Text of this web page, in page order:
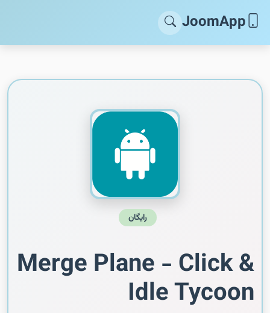
JoomApp
رایگان
Merge Plane - Click &
Idle Tycoon